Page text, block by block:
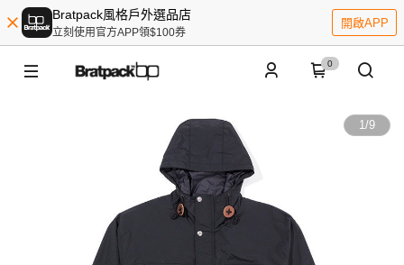
Bratpack風格戶外選品店
立刻使用官方APP領$100券
開啟APP
0
1/9